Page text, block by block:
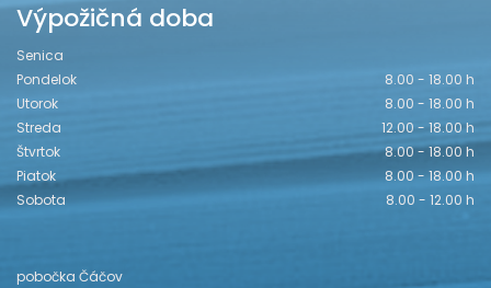
Výpožičná doba
Senica
Pondelok
8.00 - 18.00 h
Utorok
8.00 - 18.00 h
Streda
12.00 - 18.00 h
Štvrtok
8.00 - 18.00 h
Piatok
8.00 - 18.00 h
Sobota
8.00 - 12.00 h
pobočka Čáčov